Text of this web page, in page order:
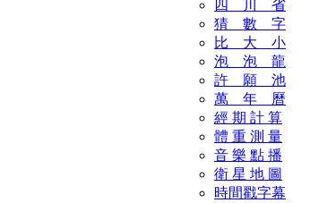
四 川 省
猜 數 字
比 大 小
泡 泡 龍
許 願 池
萬 年 曆
經 期 計 算
體 重 測 量
音 樂 點 播
衛 星 地 圖
時間戳字幕